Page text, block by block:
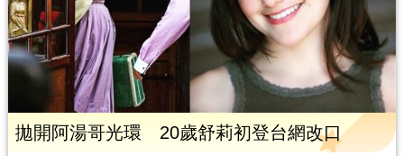
拋開阿湯哥光環 20歲舒莉初登台網改口